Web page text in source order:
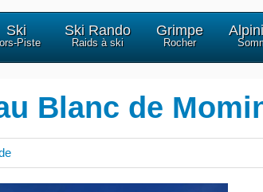
Ski
Piste
Ski Rando
Raids à ski
Grimpe
Rocher
Blanc de